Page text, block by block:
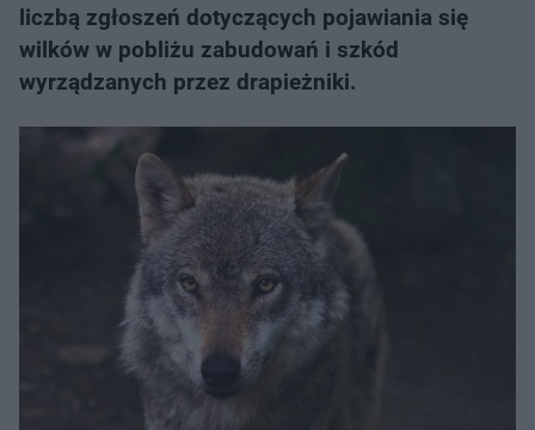
liczbą zgłoszeń dotyczących pojawiania się
wilków w pobliżu zabudowań i szkód
wyrządzanych przez drapieżniki.